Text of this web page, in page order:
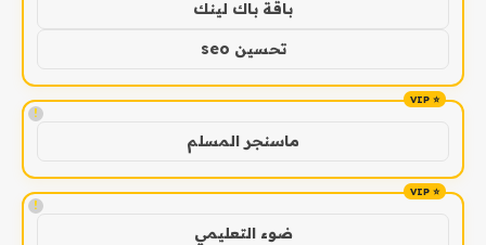
باقة باك لينك
تحسين seo
!
ماسنجر المسلم
!
ضوء التعليمي